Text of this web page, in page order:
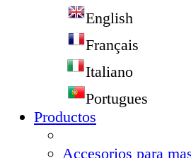
English
Français
Italiano
Portugues
Productos
Accesorios para